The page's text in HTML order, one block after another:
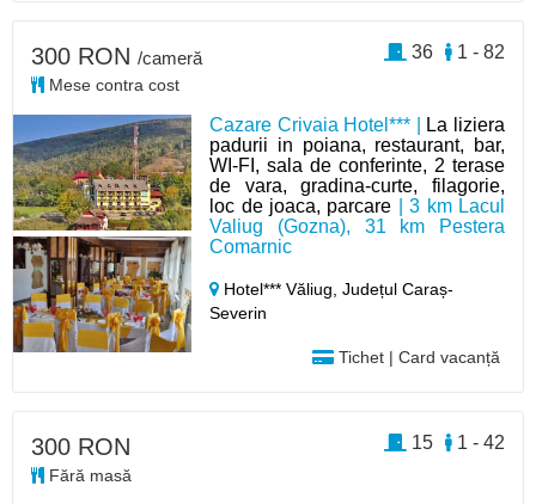
Cazare Crivaia Hotel*** |
La liziera
padurii in poiana, restaurant, bar,
WI-FI, sala de conferinte, 2 terase
de vara, gradina-curte, filagorie,
loc de joaca, parcare | 3 km Lacul
Valiug (Gozna), 31 km Pestera
Comarnic
Hotel*** Văliug,Județul Caraș-
Severin
Tichet | Card vacanță
300 RON /cameră
Mese contra cost
1 - 82
36
300 RON
Fără masă
1 - 42
15